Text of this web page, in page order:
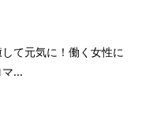
て元気に！働く女性に
...